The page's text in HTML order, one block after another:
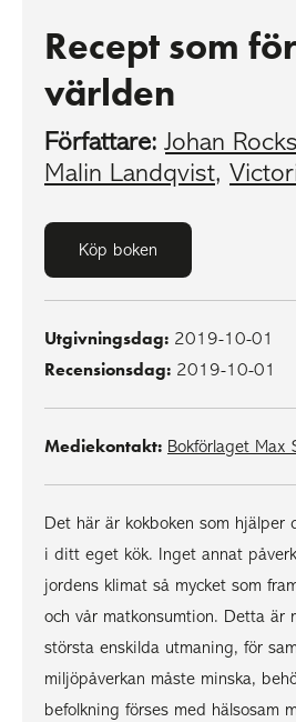
Recept som
världen
Författare: Johan
Malin Landqvist,
Köp boken
Utgivningsdag: 2019-10-01
Recensionsdag: 2019-10-01
Mediekontakt: Bokförlaget Max
Det här är kokboken som hjälper
i ditt eget kök. Inget annat
jordens klimat så mycket som
och vår matkonsumtion. Detta är
största enskilda utmaning, för
miljöpåverkan måste minska,
befolkning förses med hälsosam